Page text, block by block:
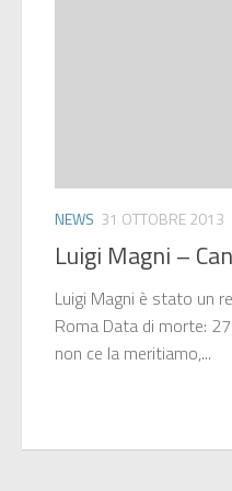
NEWS 31 OTTOBRE 2013
Luigi Magni –
Luigi Magni è stato un
Roma Data di morte:
non ce la meritiamo,...